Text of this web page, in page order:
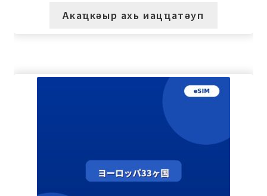
Акаҵкәыр ахь иацҵатәуп